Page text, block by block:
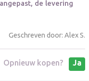
de levering
Geschreven door: Alex S.
Opnieuw kopen? Ja